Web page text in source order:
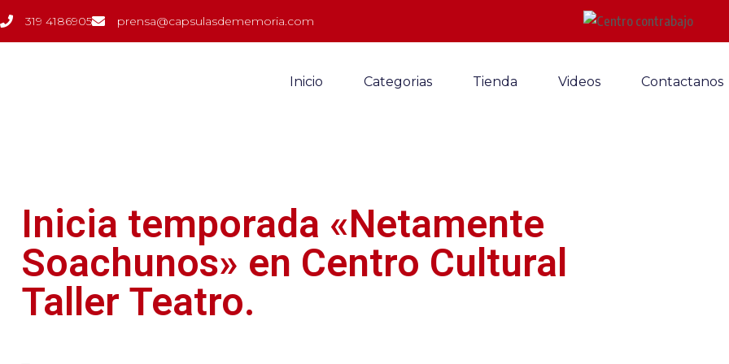
319 4186905 prensa@capsulasdememoria.com
Inicio Categorias Tienda Videos Contactanos
Inicia temporada «Netamente
Soachunos» en Centro Cultural
Taller Teatro.